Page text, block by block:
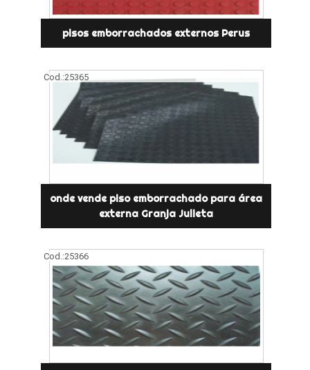
pisos emborrachados externos Perus
Cod.:25365
onde vende piso emborrachado para área
externa Granja Julieta
Cod.:25366